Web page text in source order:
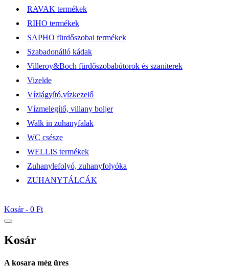
RAVAK termékek
RIHO termékek
SAPHO fürdőszobai termékek
Szabadonálló kádak
Villeroy&Boch fürdőszobabútorok és szaniterek
Vizelde
Vízlágyító,vízkezelő
Vízmelegítő, villany boljer
Walk in zuhanyfalak
WC csésze
WELLIS termékek
Zuhanylefolyó, zuhanyfolyóka
ZUHANYTÁLCÁK
Kosár - 0 Ft
Kosár
A kosara még üres